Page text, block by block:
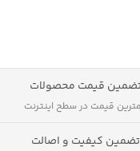
قیمت محصولات
قیمت در سطح اینترنت
تضمین کیفیت و اصالت